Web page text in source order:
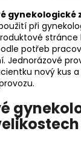
gynekologické
při
stránce
potřeb
Jednorázové
nový kus